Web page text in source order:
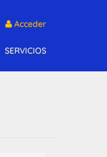
Acceder
SERVICIOS